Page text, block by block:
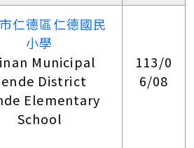
仁德區仁德國民
小學
Municipal
District
Elementary
School
113/0
6/08